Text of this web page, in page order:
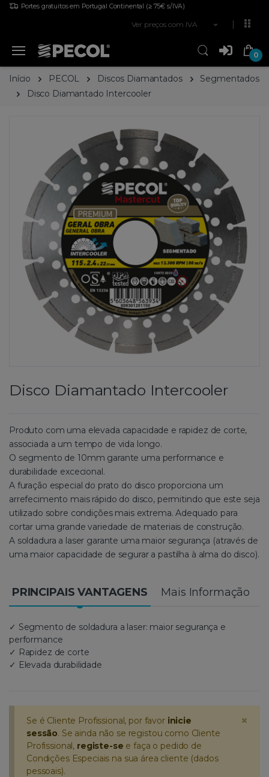
Portes gratuitos em Portugal Continental (≥ 75€ s/IVA)
Ver preços com IVA
0
Início PECOL Discos Diamantados
Segmentados
Disco Diamantado Intercooler
Disco Diamantado Intercooler
Produto com uma elevada capacidade e rapidez de corte,
associada a um tempo de vida longo.
O segmento de 10mm garante uma performance e
durabilidade excecional.
A furação especial do prato do disco proporciona um
arrefecimento mais rápido do disco, permitindo que este seja
utilizado sobre condições mais extrema. Adequado para
cortar uma grande variedade de materiais de construção.
A soldadura a laser garante uma maior segurança (através de
uma maior capacidade de segurar a pastilha à alma do disco).
PRINCIPAIS VANTAGENS Mais Informação
✓ Segmento de soldadura a laser: maior segurança e
performance
✓ Rapidez de corte
✓ Elevada durabilidade
×
Se é Cliente Profissional, por favor inicie
sessão. Se ainda não se registou como Cliente
Profissional, registe-se e faça o pedido de
Condições Especiais na sua área cliente (dados
pessoais).